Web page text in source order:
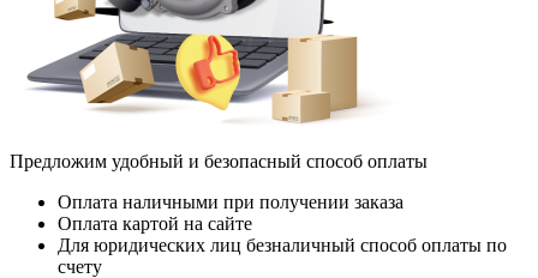
Предложим удобный и безопасный способ оплаты
Оплата наличными при получении заказа
Оплата картой на сайте
Для юридических лиц безналичный способ оплаты по
счету